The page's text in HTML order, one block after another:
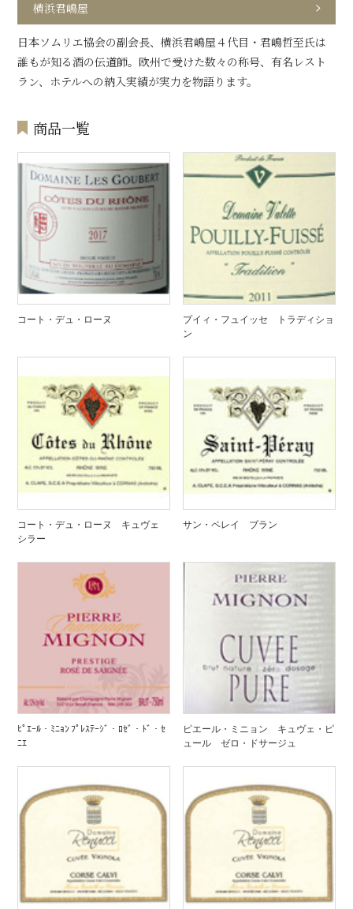
横浜君嶋屋
日本ソムリエ協会の副会長、横浜君嶋屋４代目・君嶋哲至氏は
誰もが知る酒の伝道師。欧州で受けた数々の称号、有名レスト
ラン、ホテルへの納入実績が実力を物語ります。
商品一覧
コート・デュ・ローヌ
プイィ・フュイッセ トラディショ
ン
コート・デュ・ローヌ キュヴェ
シラー
サン・ペレイ ブラン
ﾋﾟｴｰﾙ・ﾐﾆｮﾝ ﾌﾟﾚｽﾃｰｼﾞ・ﾛｾﾞ・ﾄﾞ・ｾ
ﾆｴ
ピエール・ミニョン キュヴェ・ピ
ュール ゼロ・ドサージュ